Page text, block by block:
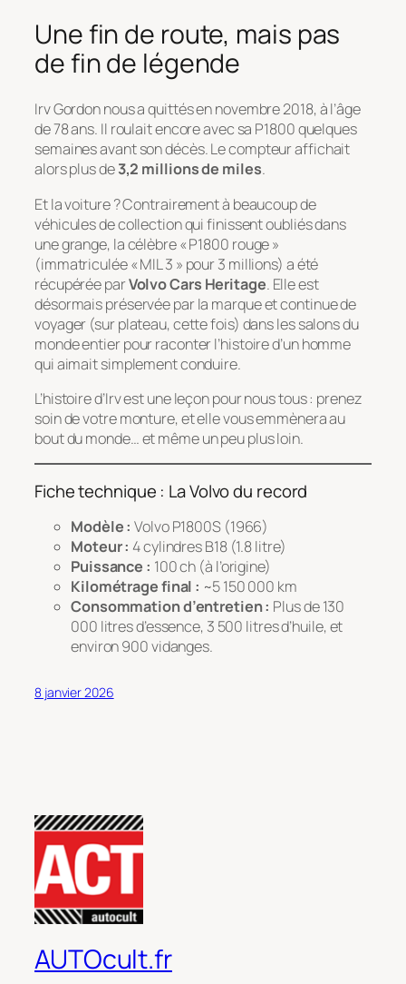
Une fin de route, mais pas
de fin de légende
Irv Gordon nous a quittés en novembre 2018, à l’âge
de 78 ans. Il roulait encore avec sa P1800 quelques
semaines avant son décès. Le compteur affichait
alors plus de3,2 millions de miles.
Et la voiture ? Contrairement à beaucoup de
véhicules de collection qui finissent oubliés dans
une grange, la célèbre « P1800 rouge »
(immatriculée « MIL 3 » pour 3 millions) a été
récupérée parVolvo Cars Heritage. Elle est
désormais préservée par la marque et continue de
voyager (sur plateau, cette fois) dans les salons du
monde entier pour raconter l’histoire d’un homme
qui aimait simplement conduire.
L’histoire d’Irv est une leçon pour nous tous : prenez
soin de votre monture, et elle vous emmènera au
bout du monde… et même un peu plus loin.
Fiche technique : La Volvo du record
Modèle : Volvo P1800S (1966)
Moteur : 4 cylindres B18 (1.8 litre)
Puissance : 100 ch (à l’origine)
Kilométrage final : ~5 150 000 km
Consommation d’entretien : Plus de 130
000 litres d’essence, 3 500 litres d’huile, et
environ 900 vidanges.
8 janvier 2026
AUTOcult.fr